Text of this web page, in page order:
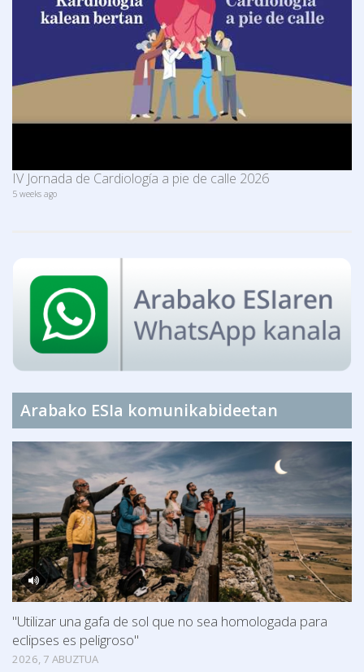
IV Jornada de Cardiología a pie de calle 2026
5 weeks ago
Arabako ESIa komunikabideetan
"Utilizar una gafa de sol que no sea homologada para
eclipses es peligroso"
2026, 7 ABUZTUA